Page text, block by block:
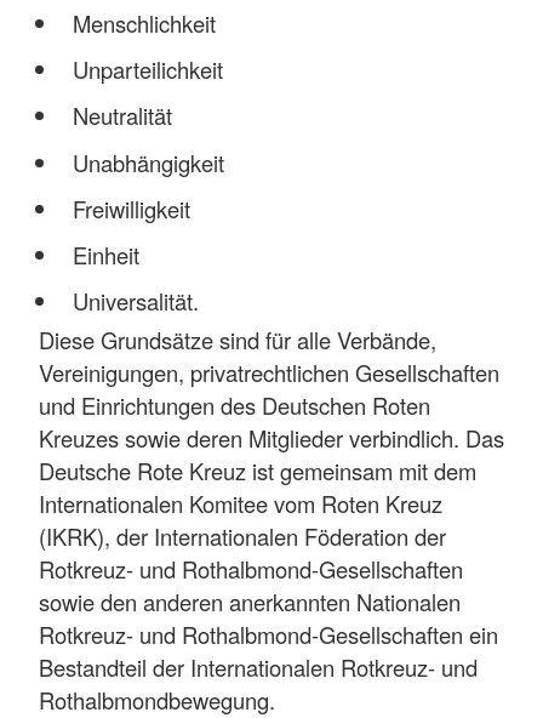
Menschlichkeit
Unparteilichkeit
Neutralität
Unabhängigkeit
Freiwilligkeit
Einheit
Universalität.
Diese Grundsätze sind für alle Verbände,
Vereinigungen, privatrechtlichen Gesellschaften
und Einrichtungen des Deutschen Roten
Kreuzes sowie deren Mitglieder verbindlich. Das
Deutsche Rote Kreuz ist gemeinsam mit dem
Internationalen Komitee vom Roten Kreuz
(IKRK), der Internationalen Föderation der
Rotkreuz- und Rothalbmond-Gesellschaften
sowie den anderen anerkannten Nationalen
Rotkreuz- und Rothalbmond-Gesellschaften ein
Bestandteil der Internationalen Rotkreuz- und
Rothalbmondbewegung.